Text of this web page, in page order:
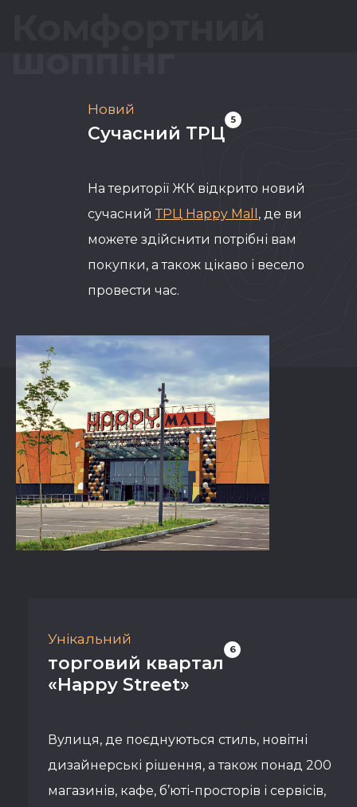
Новий
Сучасний ТРЦ
5
На території ЖК відкрито новий
сучасний ТРЦ Happy Mall , де ви
можете здійснити потрібні вам
покупки, а також цікаво і весело
провести час.
Унікальний
торговий квартал
«Happy Street»
6
Вулиця, де поєднуються стиль, новітні
дизайнерські рішення, а також понад 200
магазинів, кафе, б’юті-просторів і сервісів,